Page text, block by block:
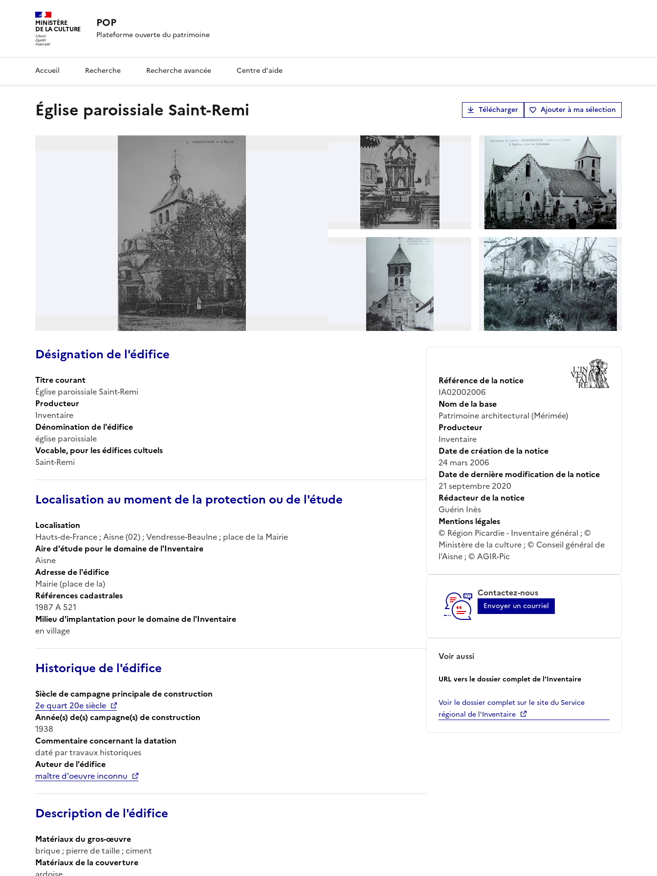
MINISTÈRE
DE LA CULTURE POP
Plateforme ouverte du patrimoine
Accueil Recherche Recherche avancée Centre d'aide
Église paroissiale Saint-Remi Télécharger Ajouter à ma sélection
Désignation de l'édifice
Titre courant
Église paroissiale Saint-Remi
Producteur
Inventaire
Dénomination de l'édifice
église paroissiale
Vocable, pour les édifices cultuels
Saint-Remi
Localisation au moment de la protection ou de l'étude
Localisation
Hauts-de-France ; Aisne (02) ; Vendresse-Beaulne ; place de la Mairie
Aire d'étude pour le domaine de l'Inventaire
Aisne
Adresse de l'édifice
Mairie (place de la)
Références cadastrales
1987 A 521
Milieu d'implantation pour le domaine de l'Inventaire
en village
Historique de l'édifice
Siècle de campagne principale de construction
2e quart 20e siècle
Année(s) de(s) campagne(s) de construction
1938
Commentaire concernant la datation
daté par travaux historiques
Auteur de l'édifice
maître d'oeuvre inconnu
Description de l'édifice
Matériaux du gros-œuvre
brique ; pierre de taille ; ciment
Matériaux de la couverture
Référence de la notice
IA02002006
Nom de la base
Patrimoine architectural (Mérimée)
Producteur
Inventaire
Date de création de la notice
24 mars 2006
Date de dernière modification de la notice
21 septembre 2020
Rédacteur de la notice
Guérin Inès
Mentions légales
© Région Picardie - Inventaire général ; ©
Ministère de la culture ; © Conseil général de
l'Aisne ; © AGIR-Pic
Contactez-nous
Envoyer un courriel
Voir aussi
URL vers le dossier complet de l'Inventaire
Voir le dossier complet sur le site du Service
régional de l'Inventaire